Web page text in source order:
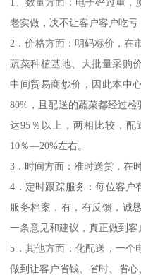
老实做，决不让客户客户吃亏
2．价格方面：明码标价，在
蔬菜种植基地、大批量采购
中间贸易商炒价，因此本中
80%，且配送的蔬菜都经过
达95％以上，两相比较，
10％—20%左右。
3．时间方面：准时送货，在
4．定时跟踪服务：每位客户
服务档案，有，有反馈，诚
一条意见和建议，真正做到客
5．其他方面：化配送，一个
做到让客户省钱、省时、省心